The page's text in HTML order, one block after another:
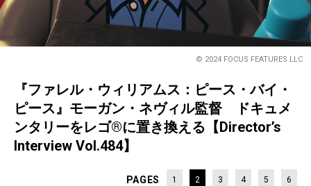
© 2024 FOCUS FEATURES LLC
『ファレル・ウィリアムス：ピース・バイ・
ピース』モーガン・ネヴィル監督 ドキュメ
ンタリーをレゴ®に置き換える【Director’s
Interview Vol.484】
PAGES 1 2 3 4 5 6